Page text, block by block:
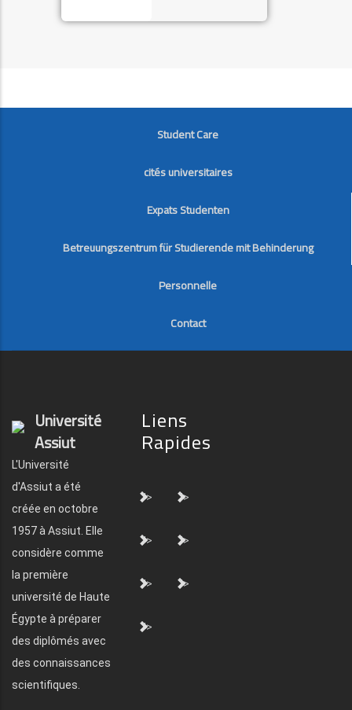
FOOTER
Student Care
cités universitaires
Expats Studenten
Betreuungszentrum für Studierende mit Behinderung
Personnelle
Contact
Université
Assiut
L'Université
d'Assiut a été
créée en octobre
1957 à Assiut. Elle
considère comme
la première
université de Haute
Égypte à préparer
des diplômés avec
des connaissances
scientifiques.
Liens
Rapides
"> ">
"> ">
"> ">
">